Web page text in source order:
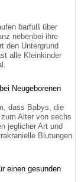
barfuß über
nebenbei ihre
den Untergrund
alle Kleinkinder
Neugeborenen
dass Babys, die
Alter von sechs
jeglicher Art und
Blutungen
einen gesunden